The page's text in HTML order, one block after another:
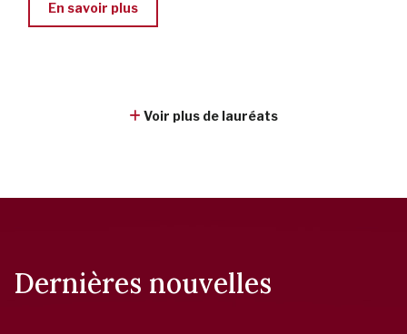
En savoir plus
Voir plus de lauréats
Dernières nouvelles